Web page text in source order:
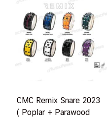
CMC Remix Snare 2023
( Poplar + Parawood